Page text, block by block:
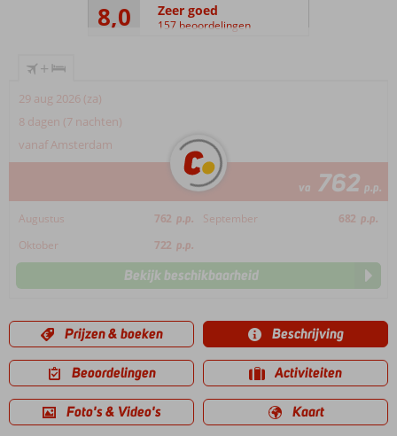
8,0 Zeer goed
157 beoordelingen
+
29 aug 2026 (za)
8 dagen (7 nachten)
vanaf Amsterdam
va 762 p.p.
Augustus 762 p.p. September 682 p.p.
Oktober
722 p.p.
Bekijk beschikbaarheid
Prijzen & boeken Beschrijving
Beoordelingen Activiteiten
Foto's & Video's Kaart